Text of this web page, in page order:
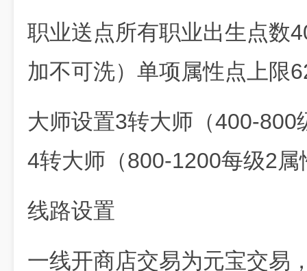
职业送点所有职业出生点数
加不可洗）单项属性点上限
大师设置3转大师（400-
4转大师（800-1200每级2
线路设置
一线开商店交易为元宝交易